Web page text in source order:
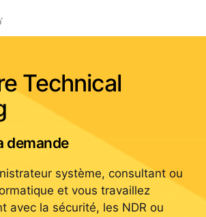
Technical
demande
système, consultant ou
et vous travaillez
avec la sécurité, les NDR ou